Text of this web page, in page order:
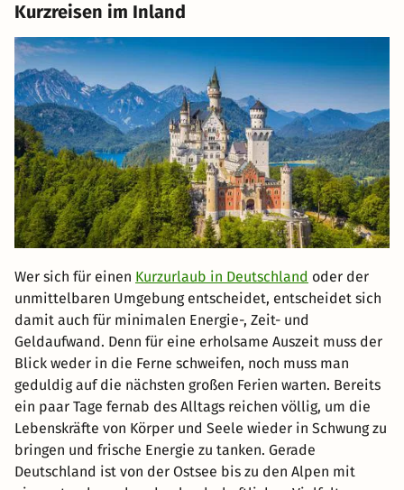
Kurzreisen im Inland
Wer sich für einen Kurzurlaub in Deutschland oder der
unmittelbaren Umgebung entscheidet, entscheidet sich
damit auch für minimalen Energie-, Zeit- und
Geldaufwand. Denn für eine erholsame Auszeit muss der
Blick weder in die Ferne schweifen, noch muss man
geduldig auf die nächsten großen Ferien warten. Bereits
ein paar Tage fernab des Alltags reichen völlig, um die
Lebenskräfte von Körper und Seele wieder in Schwung zu
bringen und frische Energie zu tanken. Gerade
Deutschland ist von der Ostsee bis zu den Alpen mit